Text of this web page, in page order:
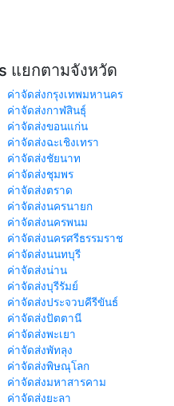
แยกตามจังหวัด
ค่าจัดส่งกรุงเทพมหานคร
ค่าจัดส่งกาฬสินธุ์
ค่าจัดส่งขอนแก่น
ค่าจัดส่งฉะเชิงเทรา
ค่าจัดส่งชัยนาท
ค่าจัดส่งชุมพร
ค่าจัดส่งตราด
ค่าจัดส่งนครนายก
ค่าจัดส่งนครพนม
ค่าจัดส่งนครศรีธรรมราช
ค่าจัดส่งนนทบุรี
ค่าจัดส่งน่าน
ค่าจัดส่งบุรีรัมย์
ค่าจัดส่งประจวบคีรีขันธ์
ค่าจัดส่งปัตตานี
ค่าจัดส่งพะเยา
ค่าจัดส่งพัทลุง
ค่าจัดส่งพิษณุโลก
ค่าจัดส่งมหาสารคาม
ค่าจัดส่งยะลา